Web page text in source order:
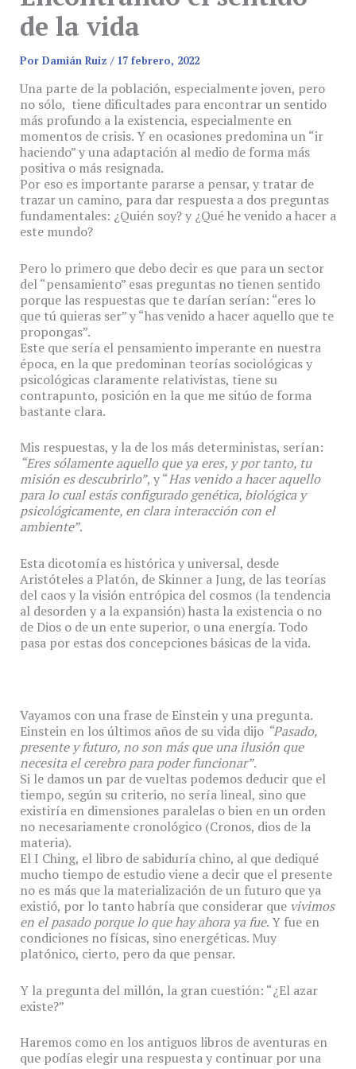
de la vida
Por Damián Ruiz / 17 febrero, 2022
Una parte de la población, especialmente joven, pero
no sólo, tiene dificultades para encontrar un sentido
más profundo a la existencia, especialmente en
momentos de crisis. Y en ocasiones predomina un “ir
haciendo” y una adaptación al medio de forma más
positiva o más resignada.
Por eso es importante pararse a pensar, y tratar de
trazar un camino, para dar respuesta a dos preguntas
fundamentales: ¿Quién soy? y ¿Qué he venido a hacer a
este mundo?
Pero lo primero que debo decir es que para un sector
del “pensamiento” esas preguntas no tienen sentido
porque las respuestas que te darían serían: “eres lo
que tú quieras ser” y “has venido a hacer aquello que te
propongas”.
Este que sería el pensamiento imperante en nuestra
época, en la que predominan teorías sociológicas y
psicológicas claramente relativistas, tiene su
contrapunto, posición en la que me sitúo de forma
bastante clara.
Mis respuestas, y la de los más deterministas, serían:
“Eres sólamente aquello que ya eres, y por tanto, tu
misión es descubrirlo”, y “Has venido a hacer aquello
para lo cual estás configurado genética, biológica y
psicológicamente, en clara interacción con el
ambiente”.
Esta dicotomía es histórica y universal, desde
Aristóteles a Platón, de Skinner a Jung, de las teorías
del caos y la visión entrópica del cosmos (la tendencia
al desorden y a la expansión) hasta la existencia o no
de Dios o de un ente superior, o una energía. Todo
pasa por estas dos concepciones básicas de la vida.
Vayamos con una frase de Einstein y una pregunta.
Einstein en los últimos años de su vida dijo “Pasado,
presente y futuro, no son más que una ilusión que
necesita el cerebro para poder funcionar”.
Si le damos un par de vueltas podemos deducir que el
tiempo, según su criterio, no sería lineal, sino que
existiría en dimensiones paralelas o bien en un orden
no necesariamente cronológico (Cronos, dios de la
materia).
El I Ching, el libro de sabiduría chino, al que dediqué
mucho tiempo de estudio viene a decir que el presente
no es más que la materialización de un futuro que ya
existió, por lo tanto habría que considerar que vivimos
en el pasado porque lo que hay ahora ya fue. Y fue en
condiciones no físicas, sino energéticas. Muy
platónico, cierto, pero da que pensar.
Y la pregunta del millón, la gran cuestión: “¿El azar
existe?”
Haremos como en los antiguos libros de aventuras en
que podías elegir una respuesta y continuar por una